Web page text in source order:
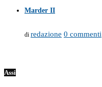
Marder II
di redazione 0 commenti
Assi